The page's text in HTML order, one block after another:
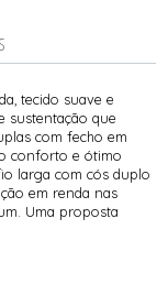
tecido suave e
sustentação que
com fecho em
conforto e ótimo
larga com cós duplo
em renda nas
Uma proposta